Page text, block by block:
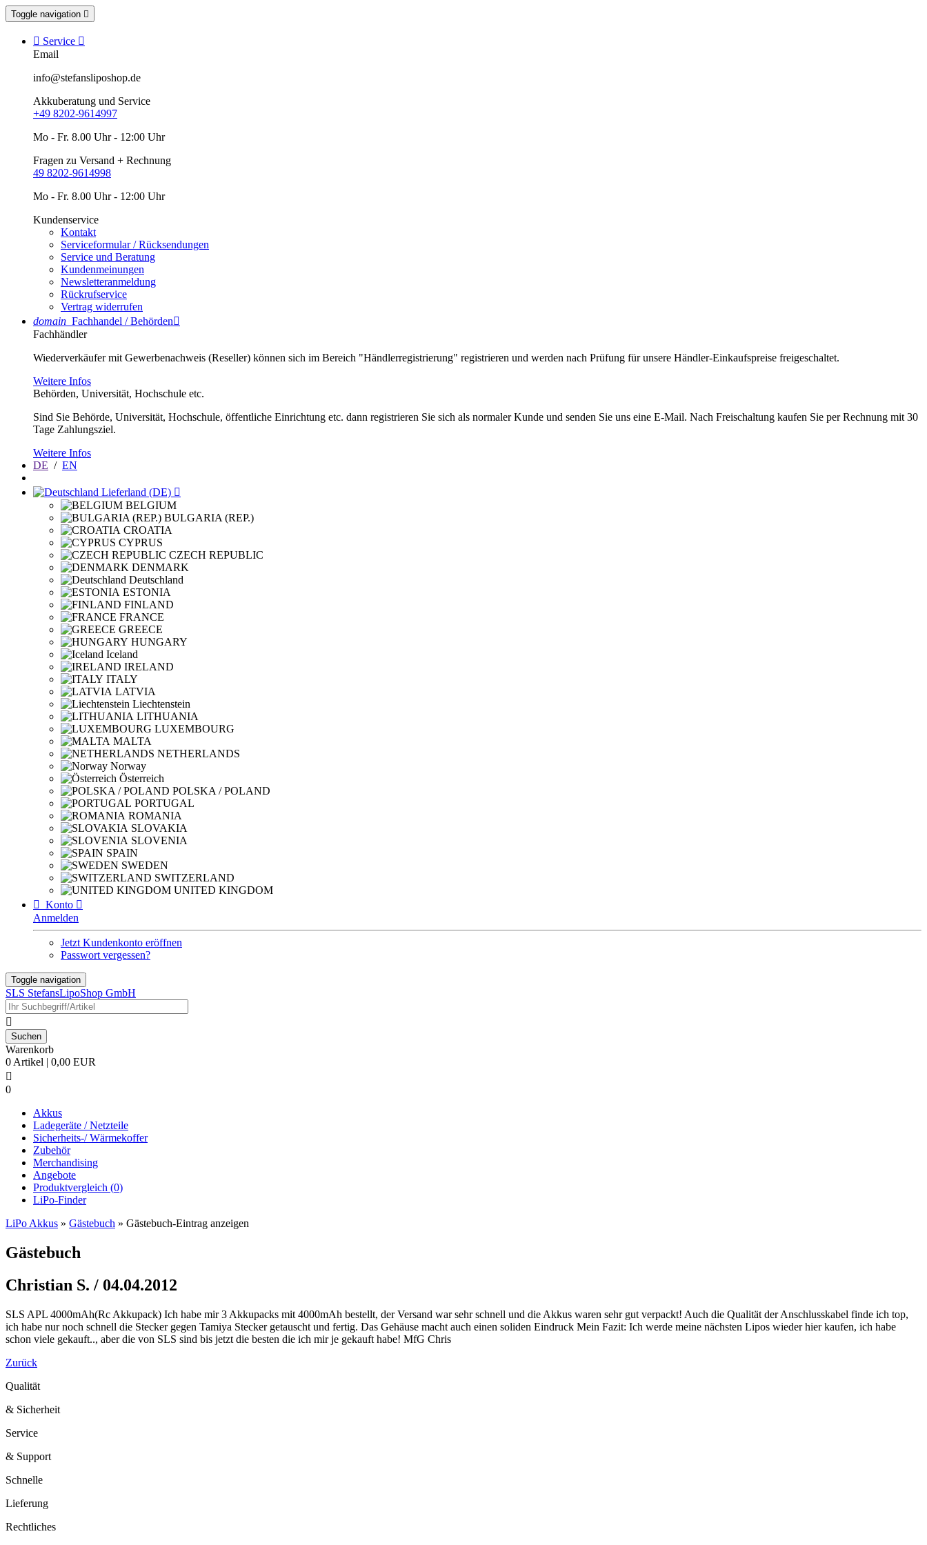
Toggle navigation 
 Service 
Email
info@stefansliposhop.de
Akkuberatung und Service
+49 8202-9614997
Mo - Fr. 8.00 Uhr - 12:00 Uhr
Fragen zu Versand + Rechnung
49 8202-9614998
Mo - Fr. 8.00 Uhr - 12:00 Uhr
Kundenservice
Kontakt
Serviceformular / Rücksendungen
Service und Beratung
Kundenmeinungen
Newsletteranmeldung
Rückrufservice
Vertrag widerrufen
domain Fachhandel / Behörden
Fachhändler
Wiederverkäufer mit Gewerbenachweis (Reseller) können sich im Bereich "Händlerregistrierung" registrieren und werden nach Prüfung für unsere Händler-Einkaufspreise freigeschaltet.
Weitere Infos
Behörden, Universität, Hochschule etc.
Sind Sie Behörde, Universität, Hochschule, öffentliche Einrichtung etc. dann registrieren Sie sich als normaler Kunde und senden Sie uns eine E-Mail. Nach Freischaltung kaufen Sie per Rechnung mit 30
Tage Zahlungsziel.
Weitere Infos
DE / EN
Lieferland (DE) 
BELGIUM
BULGARIA (REP.)
CROATIA
CYPRUS
CZECH REPUBLIC
DENMARK
Deutschland
ESTONIA
FINLAND
FRANCE
GREECE
HUNGARY
Iceland
IRELAND
ITALY
LATVIA
Liechtenstein
LITHUANIA
LUXEMBOURG
MALTA
NETHERLANDS
Norway
Österreich
POLSKA / POLAND
PORTUGAL
ROMANIA
SLOVAKIA
SLOVENIA
SPAIN
SWEDEN
SWITZERLAND
UNITED KINGDOM
 Konto 
Anmelden
Jetzt Kundenkonto eröffnen
Passwort vergessen?
Toggle navigation
SLS StefansLipoShop GmbH

Warenkorb
0 Artikel | 0,00 EUR

0
Akkus
Ladegeräte / Netzteile
Sicherheits-/ Wärmekoffer
Zubehör
Merchandising
Angebote
Produktvergleich (0)
LiPo-Finder
LiPo Akkus » Gästebuch » Gästebuch-Eintrag anzeigen
Gästebuch
Christian S. / 04.04.2012
SLS APL 4000mAh(Rc Akkupack) Ich habe mir 3 Akkupacks mit 4000mAh bestellt, der Versand war sehr schnell und die Akkus waren sehr gut verpackt! Auch die Qualität der Anschlusskabel finde ich top,
ich habe nur noch schnell die Stecker gegen Tamiya Stecker getauscht und fertig. Das Gehäuse macht auch einen soliden Eindruck Mein Fazit: Ich werde meine nächsten Lipos wieder hier kaufen, ich habe
schon viele gekauft.., aber die von SLS sind bis jetzt die besten die ich mir je gekauft habe! MfG Chris
Zurück
Qualität
& Sicherheit
Service
& Support
Schnelle
Lieferung
Rechtliches